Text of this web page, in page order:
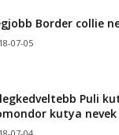
Border collie
07-05
Puli
kutya nevek